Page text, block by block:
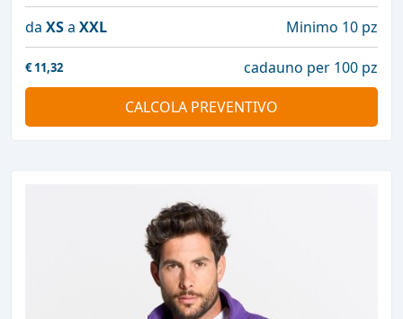
da XSa XXL Minimo 10 pz
€ 11,32
cadauno per 100 pz
CALCOLA PREVENTIVO